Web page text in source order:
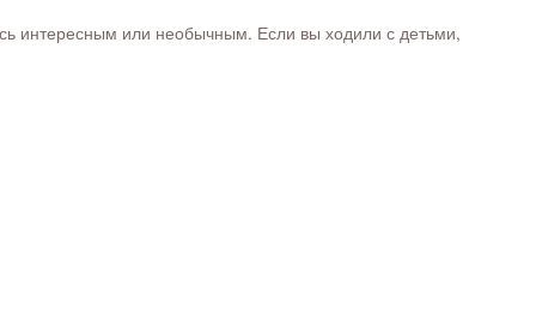
интересным или необычным. Если вы ходили с детьми,